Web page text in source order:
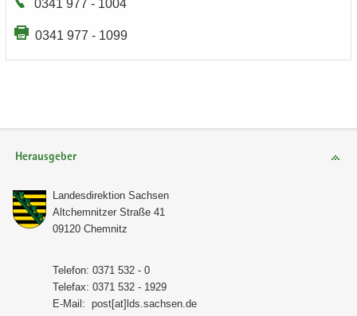
0341 977 - 1004
0341 977 - 1099
Herausgeber
Lan­des­di­rek­ti­on Sach­sen
Alt­chem­nit­zer Stra­ße 41
09120 Chem­nitz
Te­le­fon: 0371 532 - 0
Te­le­fax: 0371 532 - 1929
E-​Mail: post[at]lds.sach­sen.de